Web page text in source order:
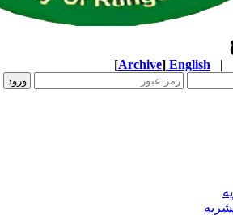
|
English
[Archive]